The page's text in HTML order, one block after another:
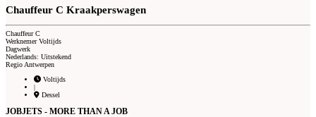
Chauffeur C Kraakperswagen
Chauffeur C
Werknemer Voltijds
Dagwerk
Nederlands: Uitstekend
Regio Antwerpen
Voltijds
|
Dessel
JOBJETS - MORE THAN A JOB